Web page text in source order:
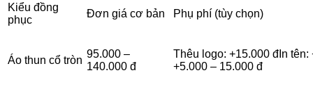
Kiểu đồng
phục
Đơn giá cơ bản Phụ phí (tùy chọn)
Áo thun cổ tròn
95.000 –
140.000 đ
Thêu logo: +15.000 đIn
+5.000 – 15.000 đ